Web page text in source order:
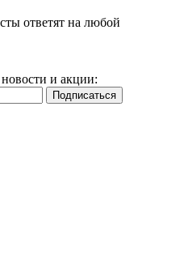
ответят на любой
и акции: